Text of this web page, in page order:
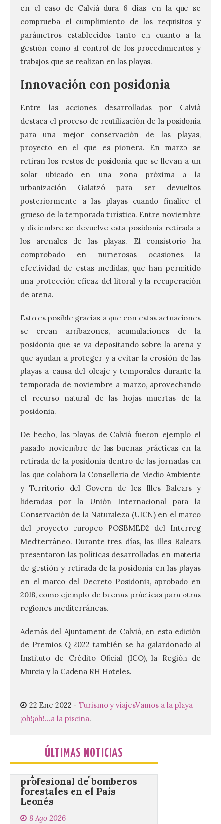
en el caso de Calvià dura 6 días, en la que se
comprueba el cumplimiento de los requisitos y
parámetros establecidos tanto en cuanto a la
gestión como al control de los procedimientos y
trabajos que se realizan en las playas.
Innovación con posidonia
Entre las acciones desarrolladas por Calvià
destaca el proceso de reutilización de la posidonia
para una mejor conservación de las playas,
proyecto en el que es pionera. En marzo se
retiran los restos de posidonia que se llevan a un
solar ubicado en una zona próxima a la
urbanización Galatzó para ser devueltos
posteriormente a las playas cuando finalice el
grueso de la temporada turística. Entre noviembre
y diciembre se devuelve esta posidonia retirada a
los arenales de las playas. El consistorio ha
comprobado en numerosas ocasiones la
efectividad de estas medidas, que han permitido
una protección eficaz del litoral y la recuperación
de arena.
Esto es posible gracias a que con estas actuaciones
se crean arribazones, acumulaciones de la
posidonia que se va depositando sobre la arena y
que ayudan a proteger y a evitar la erosión de las
playas a causa del oleaje y temporales durante la
temporada de noviembre a marzo, aprovechando
el recurso natural de las hojas muertas de la
posidonia.
De hecho, las playas de Calvià fueron ejemplo el
pasado noviembre de las buenas prácticas en la
retirada de la posidonia dentro de las jornadas en
las que colabora la Conselleria de Medio Ambiente
y Territorio del Govern de les Illes Balears y
lideradas por la Unión Internacional para la
Conservación de la Naturaleza (UICN) en el marco
del proyecto europeo POSBMED2 del Interreg
Mediterráneo. Durante tres días, las Illes Balears
presentaron las políticas desarrolladas en materia
de gestión y retirada de la posidonia en las playas
en el marco del Decreto Posidonia, aprobado en
2018, como ejemplo de buenas prácticas para otras
regiones mediterráneas.
Además del Ajuntament de Calvià, en esta edición
de Premios Q 2022 también se ha galardonado al
Instituto de Crédito Oficial (ICO), la Región de
Murcia y la Cadena RH Hoteles.
22 Ene 2022 - Turismo y viajesVamos a la playa
¡oh!¡oh!...a la piscina.
ÚLTIMAS NOTICIAS
La UPSA impulsa la
creación musical con el I
Concurso Internacional de
Composición Coral Sacra
8 Ago 2026
Este certamen,
promovido por el Instituto
Sacra de la Universidad
Pontificia de Salamanca
(UPSA), premiará composiciones
inéditas, destinadas a coro, con un
premio de 3.000 euros. Las candidaturas
podrán presentarse hasta el 30 de
Conceyu vuelve a exigir
especializado y
profesional de bomberos
forestales en el País
8 Ago 2026